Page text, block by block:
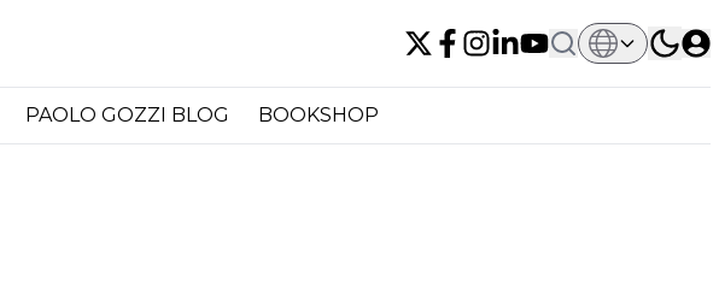
PAOLO GOZZI BLOG BOOKSHOP